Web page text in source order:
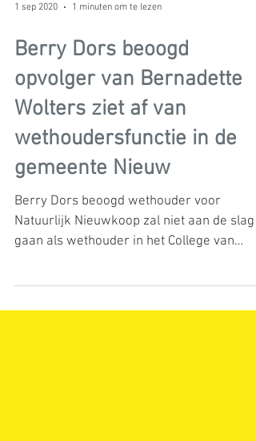
1 sep 2020 1 minuten om te lezen
Berry Dors beoogd
opvolger van Bernadette
Wolters ziet af van
wethoudersfunctie in de
gemeente Nieuw
Berry Dors beoogd wethouder voor
gaan als wethouder in het College van